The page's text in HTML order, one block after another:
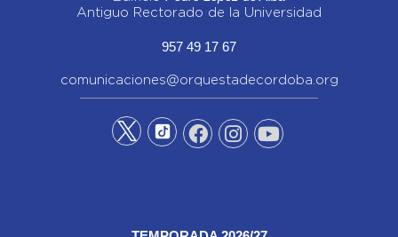
Antiguo Rectorado de la Universidad
957 49 17 67
comunicaciones@orquestadecordoba.org